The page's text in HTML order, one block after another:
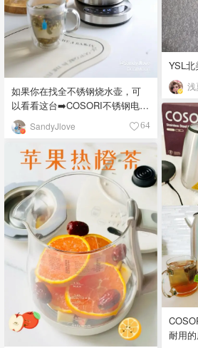
如果你在找全不锈钢烧水壶，可
以看看这台➡️COSORI不锈钢电热
水壶 SandyJlove 64
YSL北
浅
耐用